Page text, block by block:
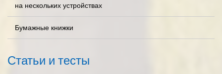
на нескольких устройствах
Бумажные книжки
Статьи и тесты